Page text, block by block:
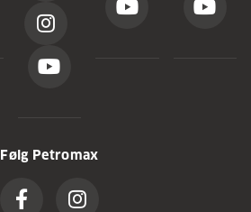
Følg Petromax